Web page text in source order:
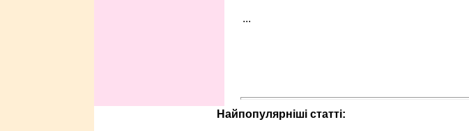
...
Найпопулярніші статті: